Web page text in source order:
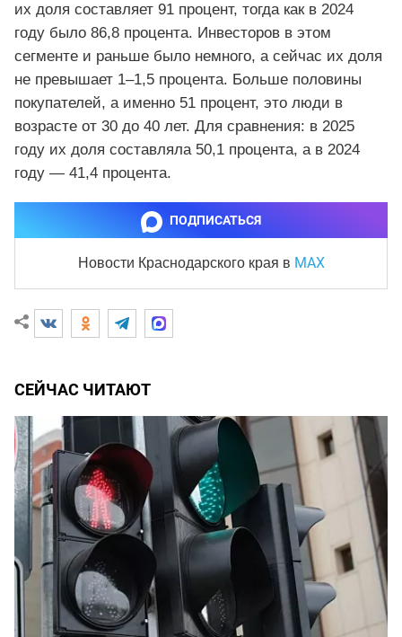
их доля составляет 91 процент, тогда как в 2024
году было 86,8 процента. Инвесторов в этом
сегменте и раньше было немного, а сейчас их доля
не превышает 1–1,5 процента. Больше половины
покупателей, а именно 51 процент, это люди в
возрасте от 30 до 40 лет. Для сравнения: в 2025
году их доля составляла 50,1 процента, а в 2024
году — 41,4 процента.
ПОДПИСАТЬСЯ
Новости Краснодарского края в MAX
СЕЙЧАС ЧИТАЮТ